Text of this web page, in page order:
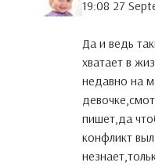
19:08 27
Да и ведь
хватает в
недавно на
пишет,да
конфликт